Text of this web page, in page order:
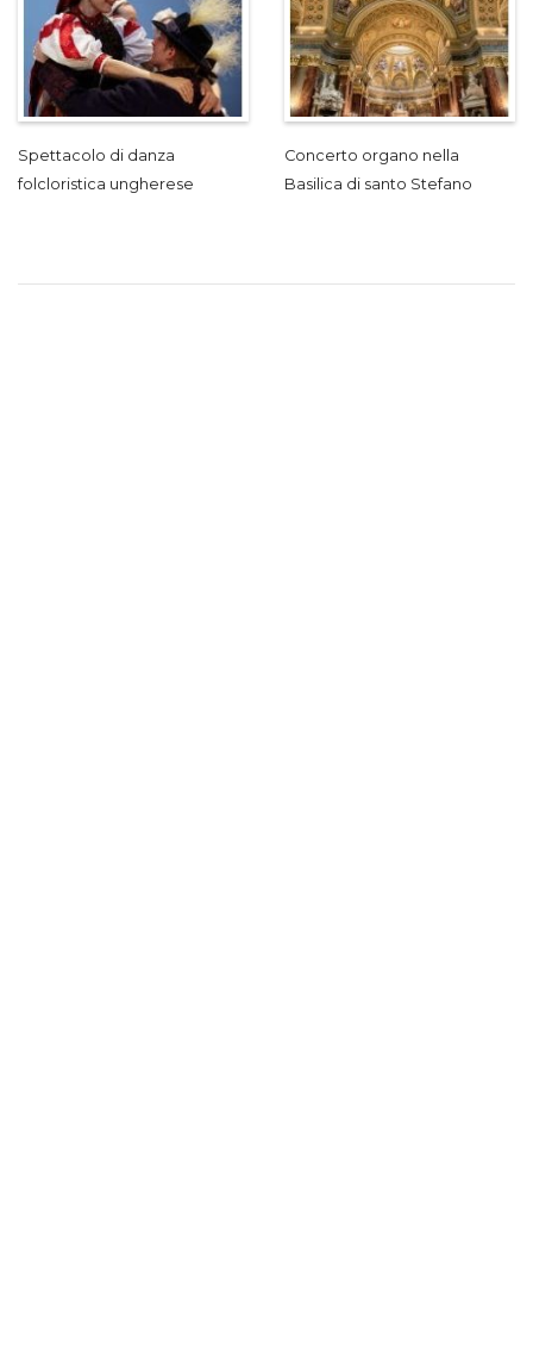
Spettacolo di danza
folcloristica ungherese
Concerto organo nella
Basilica di santo Stefano